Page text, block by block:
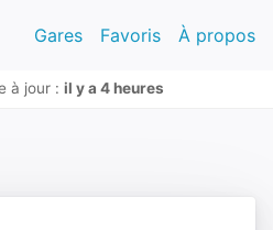
Gares Favoris À propos
à jour : il y a 4 heures